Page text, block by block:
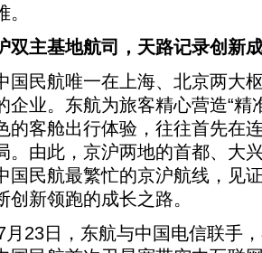
主基地航司，天路记录创新
民航唯一在上海、北京两大
企业。东航为旅客精心营造“精
的客舱出行体验，往往首先在
。由此，京沪两地的首都、大
国民航最繁忙的京沪航线，见
创新领跑的成长之路。
日，东航与中国电信联手，